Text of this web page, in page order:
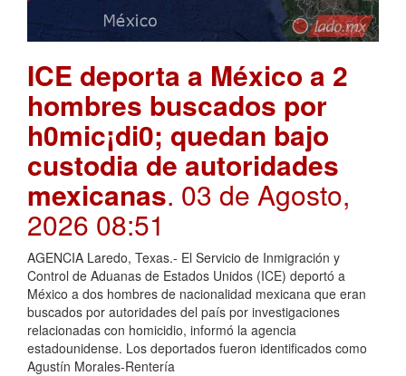
ICE deporta a México a 2
hombres buscados por
h0mic¡di0; quedan bajo
custodia de autoridades
mexicanas. 03 de Agosto,
2026 08:51
AGENCIA Laredo, Texas.- El Servicio de Inmigración y
Control de Aduanas de Estados Unidos (ICE) deportó a
México a dos hombres de nacionalidad mexicana que eran
buscados por autoridades del país por investigaciones
relacionadas con homicidio, informó la agencia
estadounidense. Los deportados fueron identificados como
Agustín Morales-Rentería